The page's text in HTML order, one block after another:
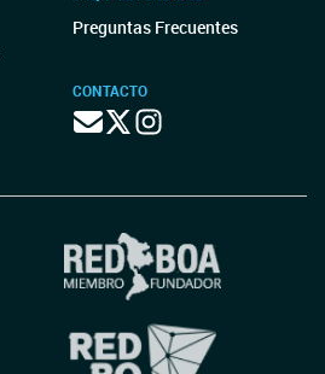
Preguntas Frecuentes
CONTACTO